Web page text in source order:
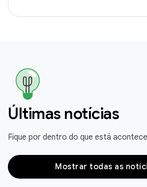
Últimas notícias
Fique por dentro do que está
Mostrar todas as